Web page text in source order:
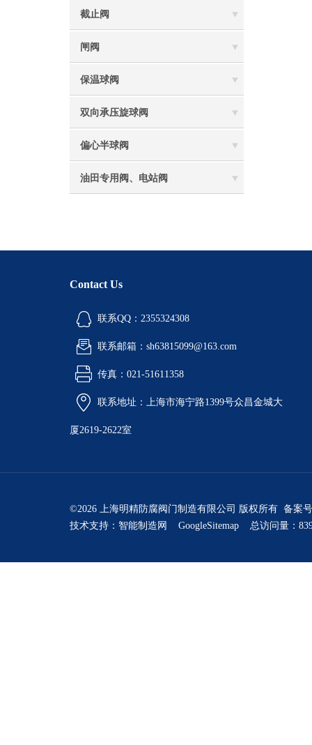
截止阀
闸阀
保温球阀
双向承压旋球阀
偏心半球阀
油田专用阀、电站阀
Contact Us
联系QQ：2355324308
联系邮箱：sh63815099@163.com
传真：021-51611358
联系地址：上海市海宁路1399号众昌金城大
厦2619-2622室
©2026 上海明精防腐阀门制造有限公司 版权所有 备案
技术支持： 智能制造网 GoogleSitemap 总访问量：